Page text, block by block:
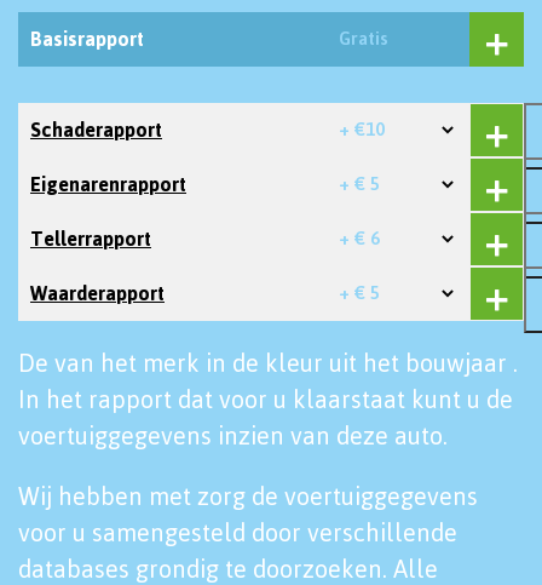
Basisrapport Gratis
Schaderapport + €10
Eigenarenrapport + € 5
Tellerrapport + € 6
Waarderapport + € 5
De van het merk in de kleur uit het bouwjaar .
In het rapport dat voor u klaarstaat kunt u de
voertuiggegevens inzien van deze auto.
Wij hebben met zorg de voertuiggegevens
voor u samengesteld door verschillende
databases grondig te doorzoeken. Alle